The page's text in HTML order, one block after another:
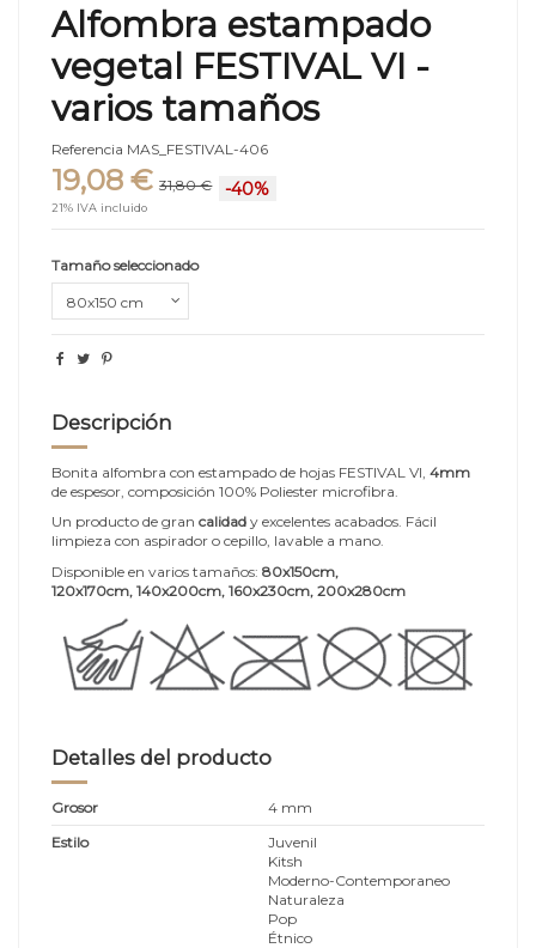
Alfombra estampado
vegetal FESTIVAL VI -
varios tamaños
Referencia MAS_FESTIVAL-406
19,08 € 31,80 € -40%
21% IVA incluido
Tamaño seleccionado
Descripción
Bonita alfombra con estampado de hojas FESTIVAL VI, 4mm
de espesor, composición 100% Poliester microfibra.
Un producto de gran calidad y excelentes acabados. Fácil
limpieza con aspirador o cepillo, lavable a mano.
Disponible en varios tamaños: 80x150cm,
120x170cm, 140x200cm, 160x230cm, 200x280cm
Detalles del producto
Grosor
4 mm
Estilo
Juvenil
Kitsh
Moderno-Contemporaneo
Naturaleza
Pop
Étnico